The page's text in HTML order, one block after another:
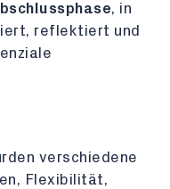
, in
reflektiert und
verschiedene
Flexibilität,